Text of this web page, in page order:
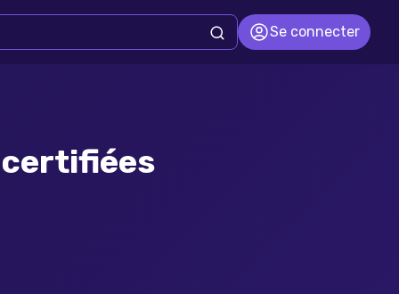
Se connecter